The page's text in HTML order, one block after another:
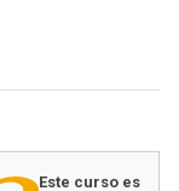
Este curso es